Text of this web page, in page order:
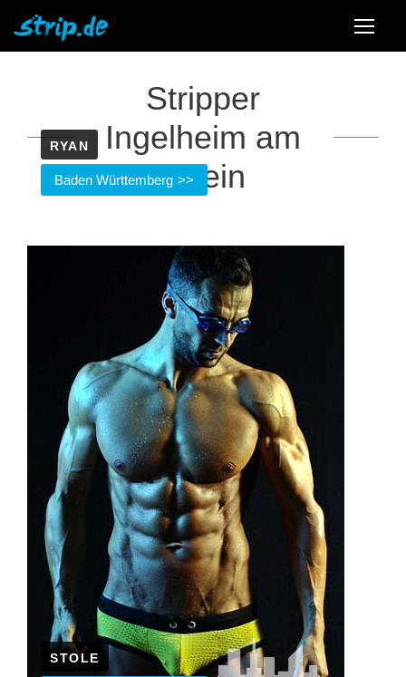
Stripper
Ingelheim am
Rhein
RYAN
Baden Württemberg
STOLE